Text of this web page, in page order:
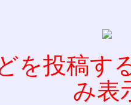
を投稿す
み表